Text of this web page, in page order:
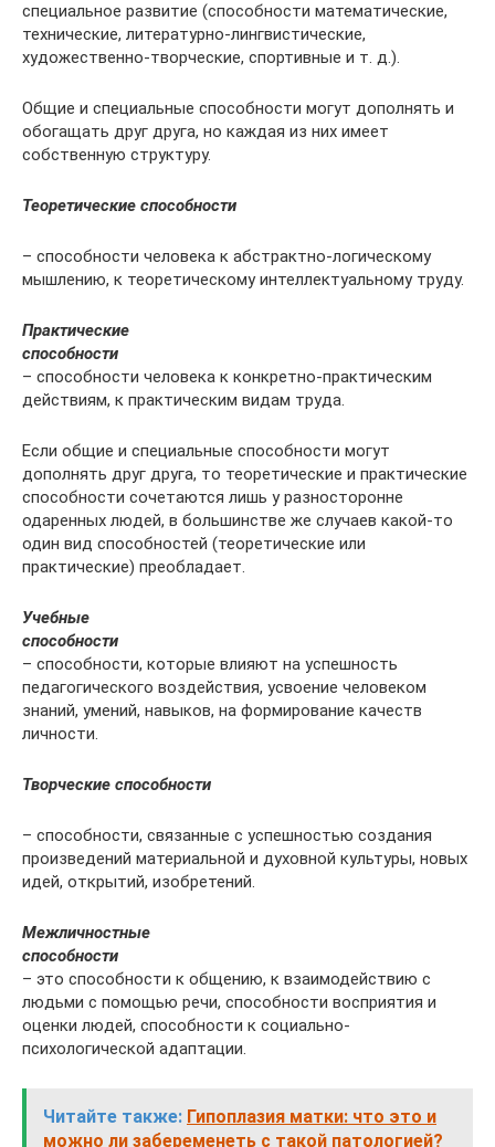
специальное развитие (способности математические,
технические, литературно-лингвистические,
художественно-творческие, спортивные и т. д.).
Общие и специальные способности могут дополнять и
обогащать друг друга, но каждая из них имеет
собственную структуру.
Теоретические способности
– способности человека к абстрактно-логическому
мышлению, к теоретическому интеллектуальному труду.
Практические
способности
– способности человека к конкретно-практическим
действиям, к практическим видам труда.
Если общие и специальные способности могут
дополнять друг друга, то теоретические и практические
способности сочетаются лишь у разносторонне
одаренных людей, в большинстве же случаев какой-то
один вид способностей (теоретические или
практические) преобладает.
Учебные
способности
– способности, которые влияют на успешность
педагогического воздействия, усвоение человеком
знаний, умений, навыков, на формирование качеств
личности.
Творческие способности
– способности, связанные с успешностью создания
произведений материальной и духовной культуры, новых
идей, открытий, изобретений.
Межличностные
способности
– это способности к общению, к взаимодействию с
людьми с помощью речи, способности восприятия и
оценки людей, способности к социально-
психологической адаптации.
Читайте также: Гипоплазия матки: что это и
можно ли забеременеть с такой патологией?